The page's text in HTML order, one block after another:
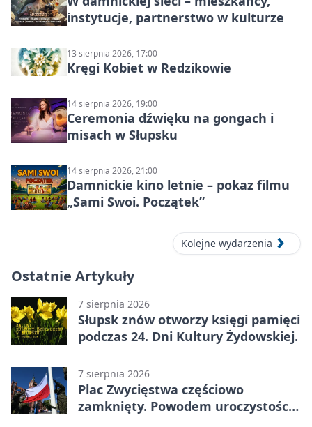
instytucje, partnerstwo w kulturze
13 sierpnia 2026, 17:00
Kręgi Kobiet w Redzikowie
14 sierpnia 2026, 19:00
Ceremonia dźwięku na gongach i
misach w Słupsku
14 sierpnia 2026, 21:00
Damnickie kino letnie – pokaz filmu
„Sami Swoi. Początek”
Kolejne wydarzenia
Ostatnie Artykuły
7 sierpnia 2026
Słupsk znów otworzy księgi pamięci
podczas 24. Dni Kultury Żydowskiej.
7 sierpnia 2026
Plac Zwycięstwa częściowo
zamknięty. Powodem uroczystości